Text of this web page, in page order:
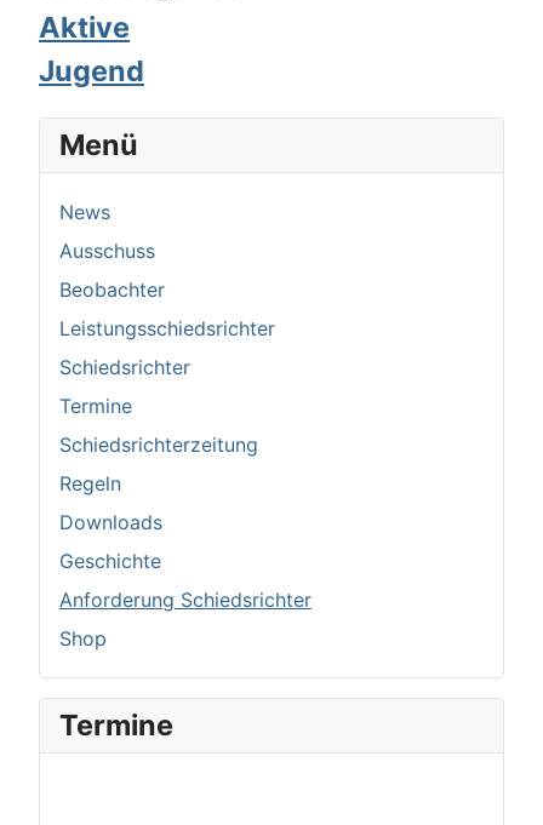
Aktive
Jugend
Menü
News
Ausschuss
Beobachter
Leistungsschiedsrichter
Schiedsrichter
Termine
Schiedsrichterzeitung
Regeln
Downloads
Geschichte
Anforderung Schiedsrichter
Shop
Termine